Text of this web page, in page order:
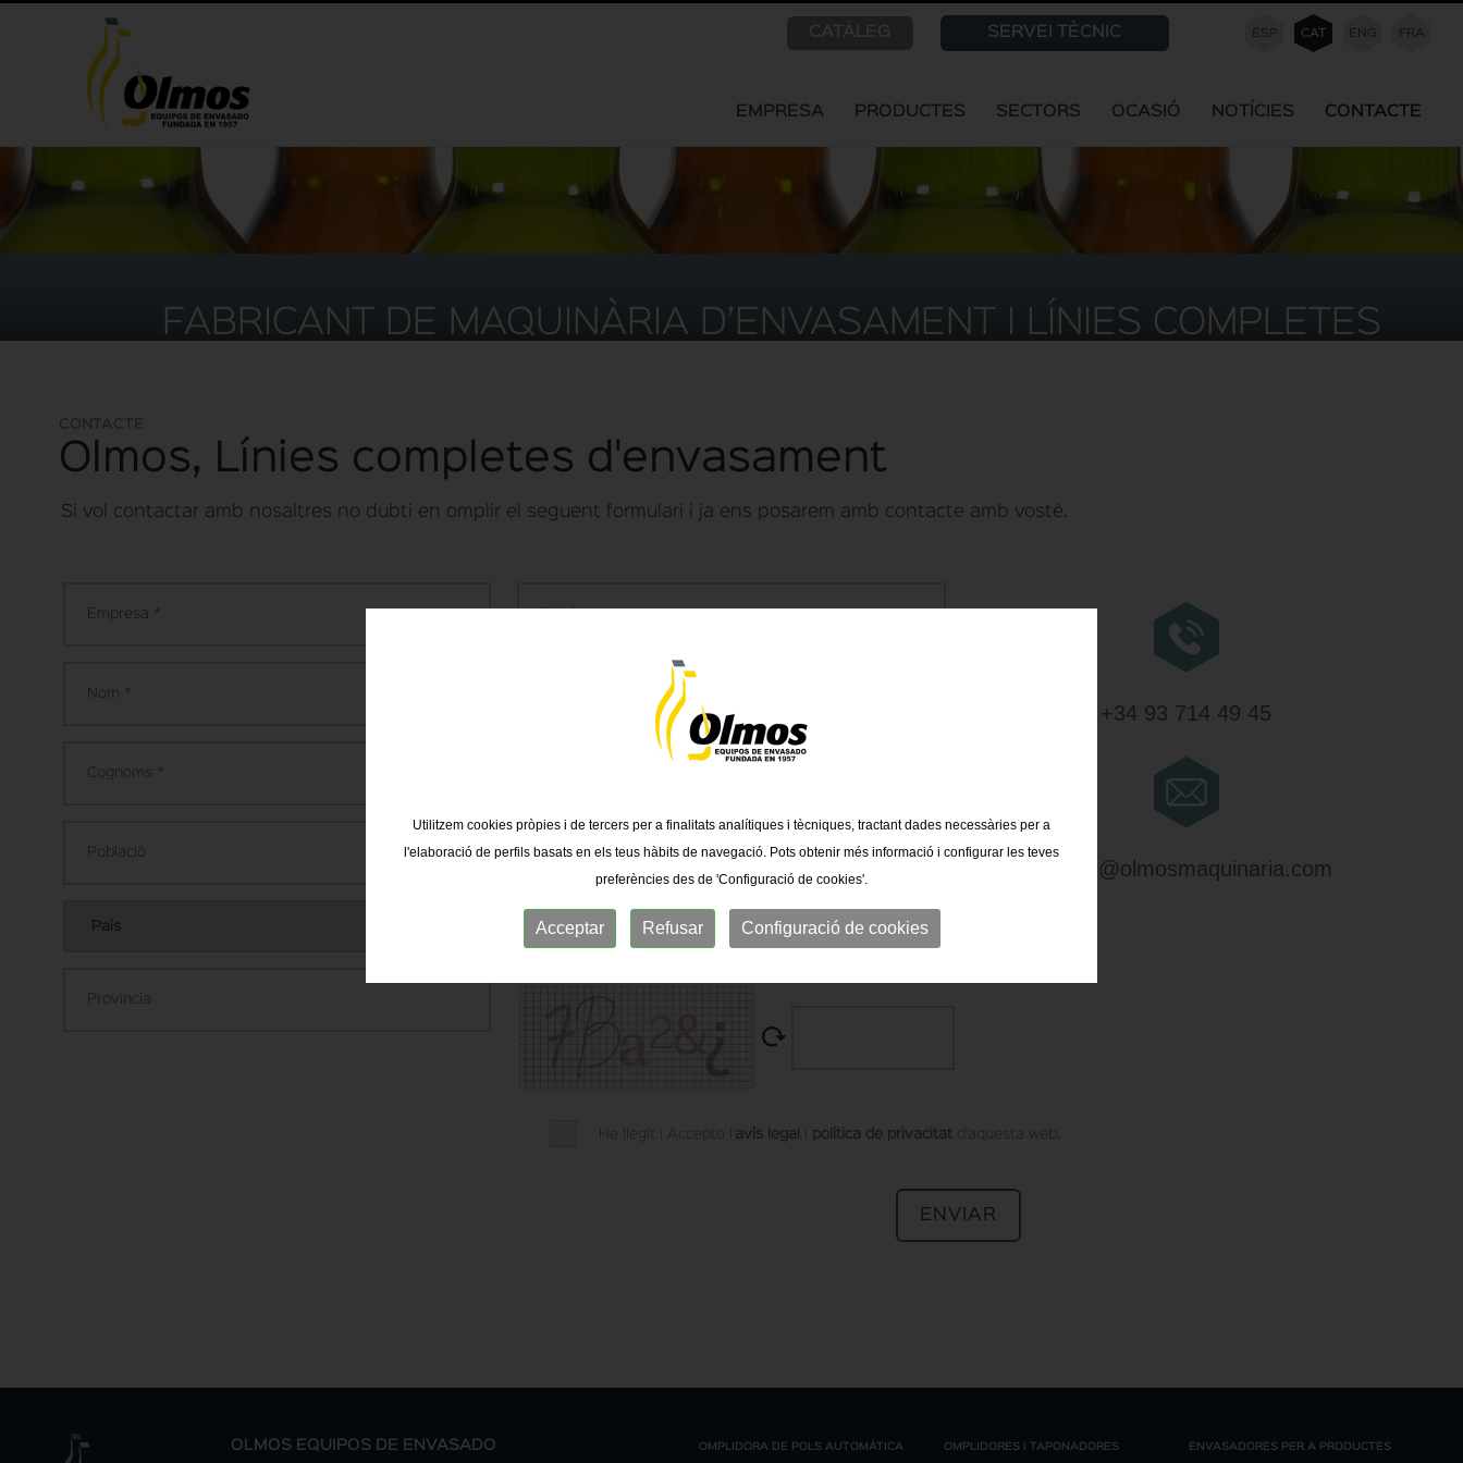
SERVEI TÈCNIC ESP CAT ENG FRA
EMPRESA PRODUCTES SECTORS OCASIÓ NOTÍCIES CONTACTE
FABRICANT DE MAQUINÀRIA D’ENVASAMENT I LÍNIES COMPLETES
CONTACTE
Olmos, Línies completes d'envasament
Si vol contactar amb nosaltres no dubti en omplir el seguent formulari i ja ens posarem amb contacte amb vostè.
+34 93 714 49 45
olmos@olmosmaquinaria.com
avís legal política de privacitat d'aquesta web.
OLMOS EQUIPOS DE ENVASADO OMPLIDORA DE POLS AUTOMÀTICA OMPLIDORES I TAPONADORES ENVASADORES PER A PRODUCTES
Utilitzem cookies pròpies i de tercers per a finalitats analítiques i tècniques, tractant dades necessàries per a
l'elaboració de perfils basats en els teus hàbits de navegació. Pots obtenir més informació i configurar les teves
preferències des de 'Configuració de cookies'.
Acceptar Refusar Configuració de cookies